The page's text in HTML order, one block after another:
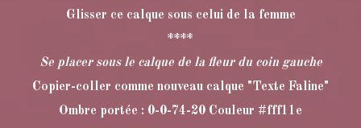
Glisser ce calque sous celui de la femme
****
Se placer sous le calque de la fleur du coin gauche
Copier-coller comme nouveau calque "Texte Faline"
Ombre portée : 0-0-74-20 Couleur #fff11e